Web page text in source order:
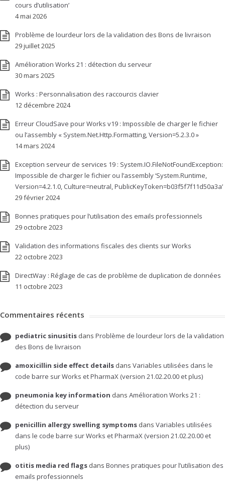
cours d’utilisation’
4 mai 2026
Problème de lourdeur lors de la validation des Bons de livraison
29 juillet 2025
Amélioration Works 21 : détection du serveur
30 mars 2025
Works : Personnalisation des raccourcis clavier
12 décembre 2024
Erreur CloudSave pour Works v19 : Impossible de charger le fichier
ou l’assembly « System.Net.Http.Formatting, Version=5.2.3.0 »
14 mars 2024
Exception serveur de services 19 : System.IO.FileNotFoundException:
Impossible de charger le fichier ou l’assembly ‘System.Runtime,
Version=4.2.1.0, Culture=neutral, PublicKeyToken=b03f5f7f11d50a3a’
29 février 2024
Bonnes pratiques pour l’utilisation des emails professionnels
29 octobre 2023
Validation des informations fiscales des clients sur Works
22 octobre 2023
DirectWay : Réglage de cas de problème de duplication de données
11 octobre 2023
Commentaires récents
pediatric sinusitis dans Problème de lourdeur lors de la validation
des Bons de livraison
amoxicillin side effect details dans Variables utilisées dans le
code barre sur Works et PharmaX (version 21.02.20.00 et plus)
pneumonia key information dans Amélioration Works 21 :
détection du serveur
penicillin allergy swelling symptoms dans Variables utilisées
dans le code barre sur Works et PharmaX (version 21.02.20.00 et
plus)
otitis media red flags dans Bonnes pratiques pour l’utilisation des
emails professionnels